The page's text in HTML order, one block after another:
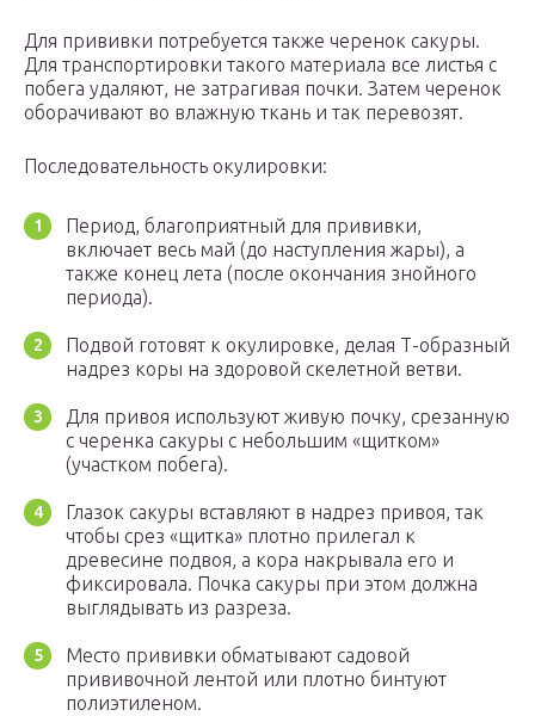
Для прививки потребуется также черенок сакуры.
Для транспортировки такого материала все листья с
побега удаляют, не затрагивая почки. Затем черенок
оборачивают во влажную ткань и так перевозят.
Последовательность окулировки:
Период, благоприятный для прививки,
включает весь май (до наступления жары), а
также конец лета (после окончания знойного
периода).
Подвой готовят к окулировке, делая Т-образный
надрез коры на здоровой скелетной ветви.
Для привоя используют живую почку, срезанную
с черенка сакуры с небольшим «щитком»
(участком побега).
Глазок сакуры вставляют в надрез привоя, так
чтобы срез «щитка» плотно прилегал к
древесине подвоя, а кора накрывала его и
фиксировала. Почка сакуры при этом должна
выглядывать из разреза.
Место прививки обматывают садовой
прививочной лентой или плотно бинтуют
полиэтиленом.